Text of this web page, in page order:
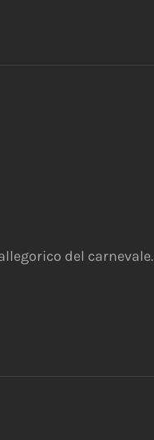
del carnevale.